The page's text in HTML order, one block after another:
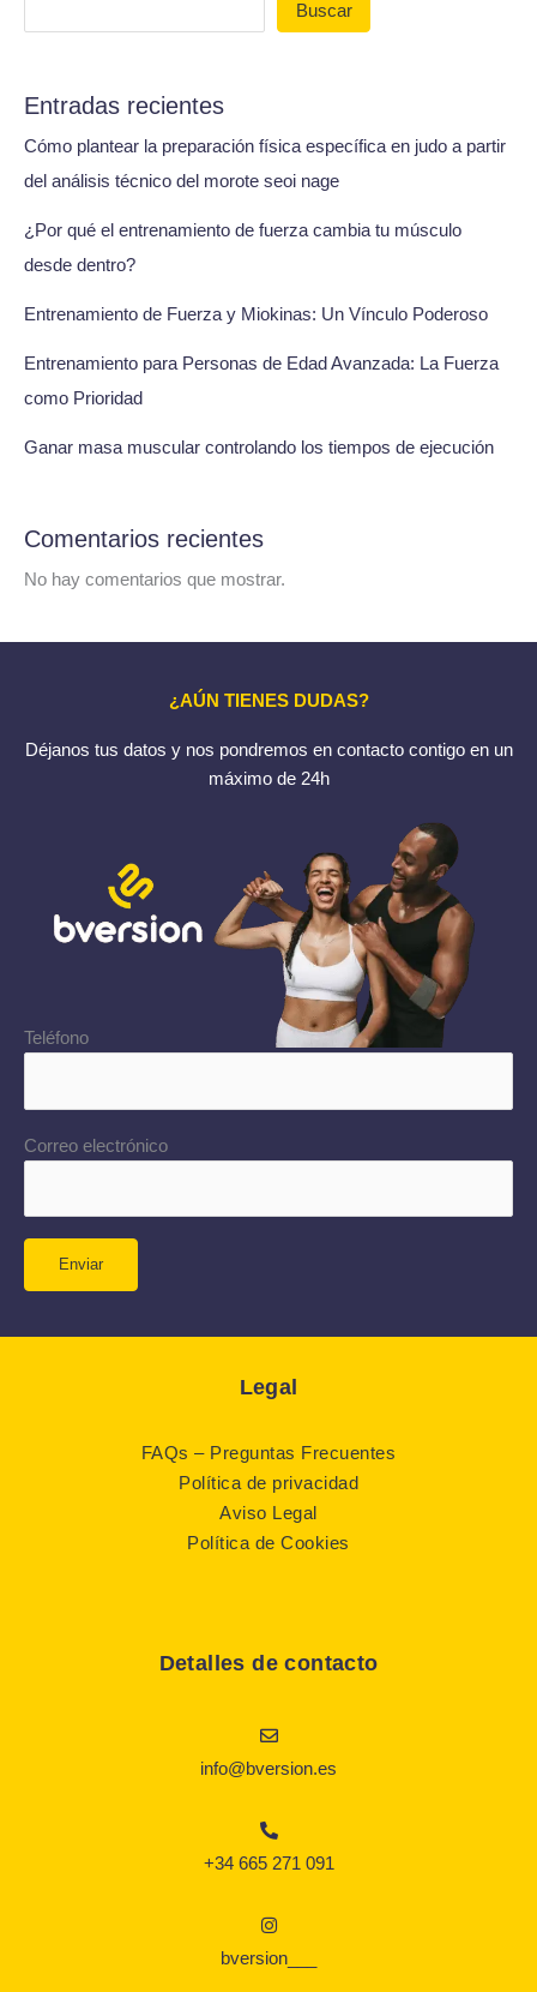
Buscar
Entradas recientes
Cómo plantear la preparación física específica en judo a partir
del análisis técnico del morote seoi nage
¿Por qué el entrenamiento de fuerza cambia tu músculo
desde dentro?
Entrenamiento de Fuerza y Miokinas: Un Vínculo Poderoso
Entrenamiento para Personas de Edad Avanzada: La Fuerza
como Prioridad
Ganar masa muscular controlando los tiempos de ejecución
Comentarios recientes
No hay comentarios que mostrar.
¿AÚN TIENES DUDAS?
Déjanos tus datos y nos pondremos en contacto contigo en un
máximo de 24h
Teléfono
Correo electrónico
Legal
FAQs – Preguntas Frecuentes
Política de privacidad
Aviso Legal
Política de Cookies
Detalles de contacto
info@bversion.es
+34 665 271 091
bversion___